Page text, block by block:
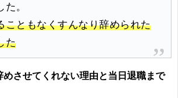
。
こともなくすんなり辞められた
た
めさせてくれない理由と当日退職まで